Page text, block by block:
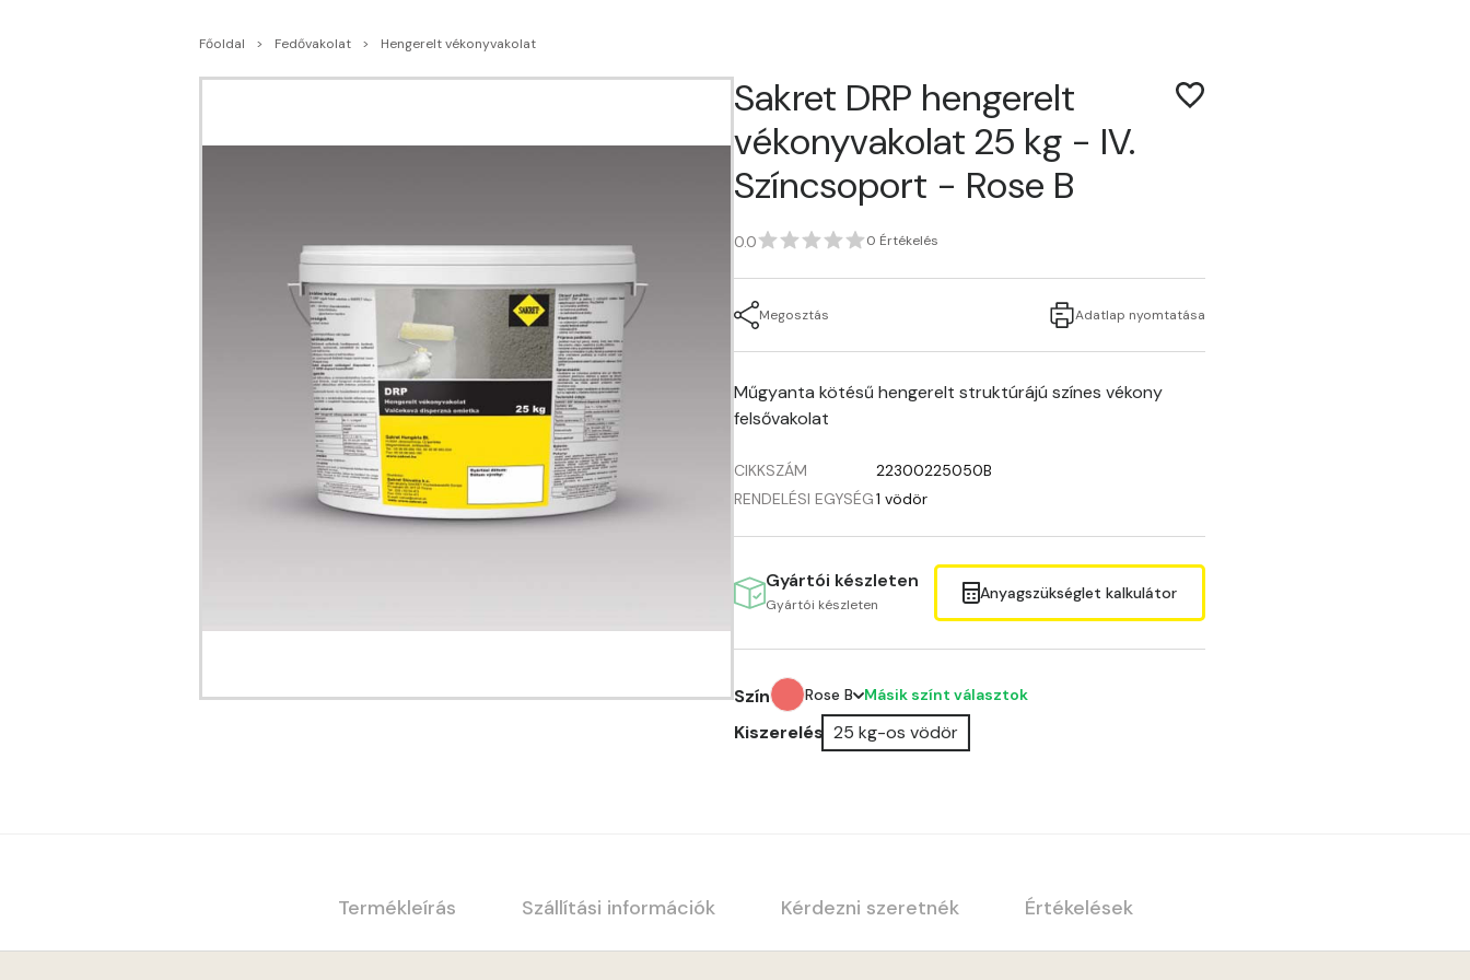
Főoldal Fedővakolat Hengerelt vékonyvakolat
Sakret DRP hengerelt
vékonyvakolat 25 kg - IV.
Színcsoport - Rose B
0.0 0 Értékelés
Megosztás Adatlap nyomtatása
Műgyanta kötésű hengerelt struktúrájú színes vékony
felsővakolat
CIKKSZÁM
22300225050B
RENDELÉSI EGYSÉG1 vödör
Gyártói készleten
Gyártói készleten
Anyagszükséglet kalkulátor
Szín
Rose B
Amber B
Blood-orange A
Másik színt választok
Kiszerelés 25 kg-os vödör
Termékleírás Szállítási információk Kérdezni szeretnék Értékelések